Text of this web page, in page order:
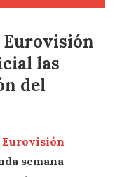
Eurovisión
las
del
Eurovisión
semana